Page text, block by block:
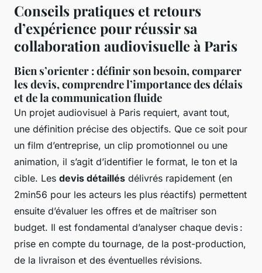
Conseils pratiques et retours
d’expérience pour réussir sa
collaboration audiovisuelle à Paris
Bien s’orienter : définir son besoin, comparer
les devis, comprendre l’importance des délais
et de la communication fluide
Un projet audiovisuel à Paris requiert, avant tout,
une définition précise des objectifs. Que ce soit pour
un film d’entreprise, un clip promotionnel ou une
animation, il s’agit d’identifier le format, le ton et la
cible. Les devis détaillés délivrés rapidement (en
2min56 pour les acteurs les plus réactifs) permettent
ensuite d’évaluer les offres et de maîtriser son
budget. Il est fondamental d’analyser chaque devis :
prise en compte du tournage, de la post-production,
de la livraison et des éventuelles révisions.